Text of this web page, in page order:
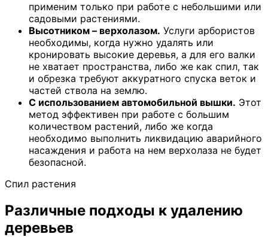
применим только при работе с небольшими или
садовыми растениями.
Высотником – верхолазом. Услуги арбористов
необходимы, когда нужно удалять или
кронировать высокие деревья, а для его валки
не хватает пространства, либо же как спил, так
и обрезка требуют аккуратного спуска веток и
частей ствола на землю.
С использованием автомобильной вышки. Этот
метод эффективен при работе с большим
количеством растений, либо же когда
необходимо выполнить ликвидацию аварийного
насаждения и работа на нем верхолаза не будет
безопасной.
Спил растения
Различные подходы к удалению
деревьев